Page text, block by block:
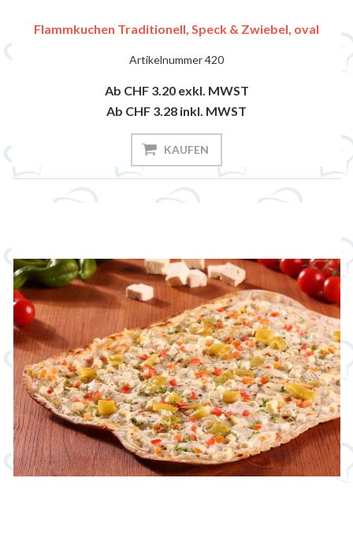
Flammkuchen Traditionell, Speck & Zwiebel, oval
Artikelnummer420
Ab CHF 3.20 exkl. MWST
Ab CHF 3.28 inkl. MWST
KAUFEN